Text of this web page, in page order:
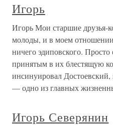
Игорь
Игорь Мои старшие друзья-
молоды, и в моем
ничего эдиповского. Просто
принятым в их блестящую
инсинуировал
— одно из главных
Игорь Северянин